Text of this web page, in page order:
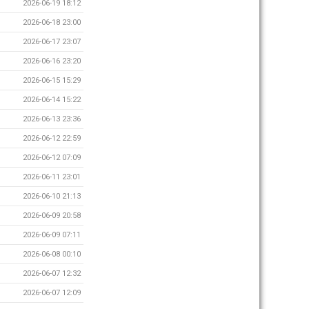
2026-06-19 18:12
2026-06-18 23:00
2026-06-17 23:07
2026-06-16 23:20
2026-06-15 15:29
2026-06-14 15:22
2026-06-13 23:36
2026-06-12 22:59
2026-06-12 07:09
2026-06-11 23:01
2026-06-10 21:13
2026-06-09 20:58
2026-06-09 07:11
2026-06-08 00:10
2026-06-07 12:32
2026-06-07 12:09